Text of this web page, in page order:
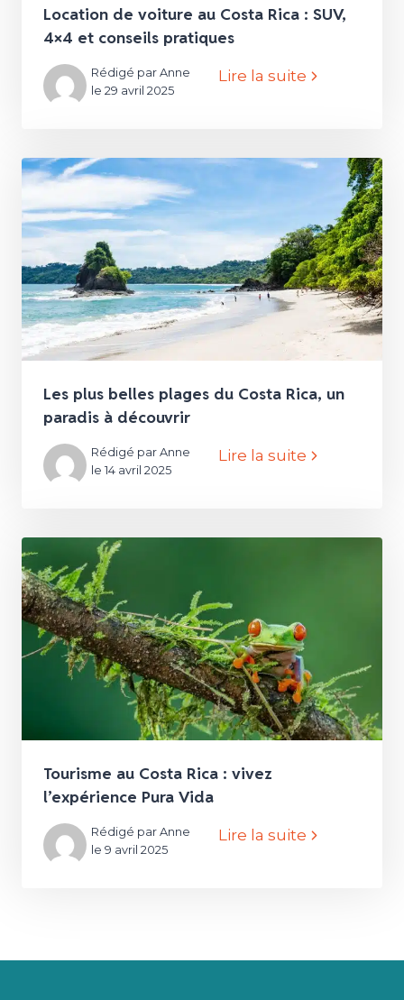
Location de voiture au Costa Rica : SUV,
4×4 et conseils pratiques
Rédigé par Anne
le 29 avril 2025
Lire la suite
Les plus belles plages du Costa Rica, un
paradis à découvrir
Rédigé par Anne
le 14 avril 2025
Lire la suite
Tourisme au Costa Rica : vivez
l’expérience Pura Vida
Rédigé par Anne
le 9 avril 2025
Lire la suite